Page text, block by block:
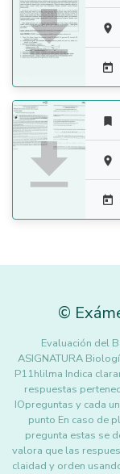
 





©
Evaluación del
ASIGNATURA
P11hlilma Indica
respuestas
IOpreguntas y cada
punto En caso de
pregunta estas se
valora que las
claidad y orden